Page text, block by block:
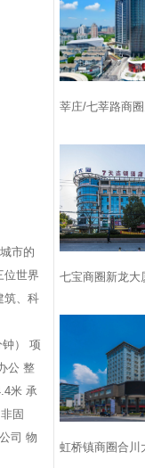
市的
位世界
筑、科
） 项
公 整
米 承
固
司 物
莘庄/七莘路商
七宝商圈新龙大
虹桥镇商圈合川